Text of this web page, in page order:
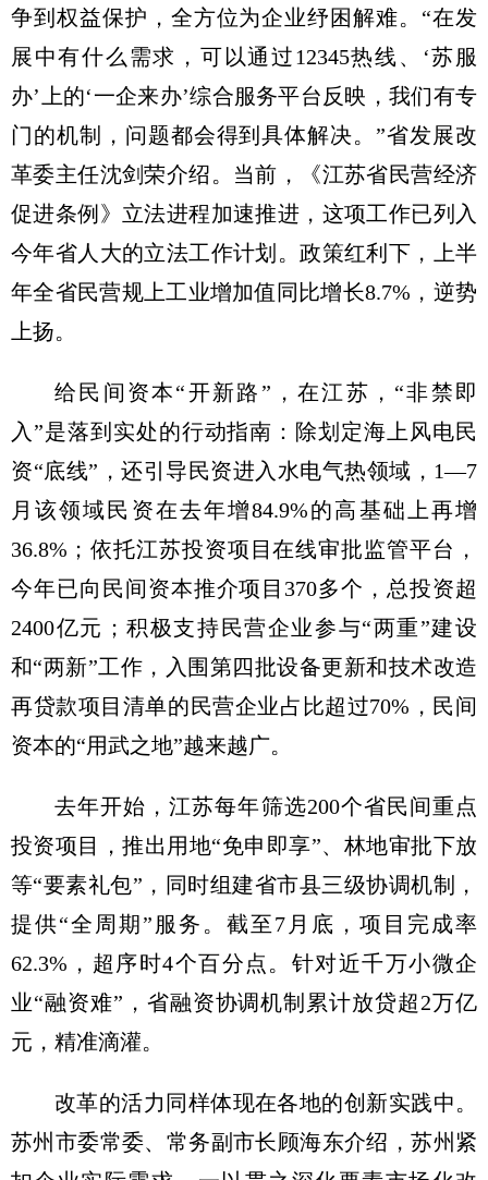
争到权益保护，全方位为企业纾困解难。“在发
展中有什么需求，可以通过12345热线、‘苏服
办’上的‘一企来办’综合服务平台反映，我们有专
门的机制，问题都会得到具体解决。”省发展改
革委主任沈剑荣介绍。当前，《江苏省民营经济
促进条例》立法进程加速推进，这项工作已列入
今年省人大的立法工作计划。政策红利下，上半
年全省民营规上工业增加值同比增长8.7%，逆势
上扬。
给民间资本“开新路”，在江苏，“非禁即
入”是落到实处的行动指南：除划定海上风电民
资“底线”，还引导民资进入水电气热领域，1—7
月该领域民资在去年增84.9%的高基础上再增
36.8%；依托江苏投资项目在线审批监管平台，
今年已向民间资本推介项目370多个，总投资超
2400亿元；积极支持民营企业参与“两重”建设
和“两新”工作，入围第四批设备更新和技术改造
再贷款项目清单的民营企业占比超过70%，民间
资本的“用武之地”越来越广。
去年开始，江苏每年筛选200个省民间重点
投资项目，推出用地“免申即享”、林地审批下放
等“要素礼包”，同时组建省市县三级协调机制，
提供“全周期”服务。截至7月底，项目完成率
62.3%，超序时4个百分点。针对近千万小微企
业“融资难”，省融资协调机制累计放贷超2万亿
元，精准滴灌。
改革的活力同样体现在各地的创新实践中。
苏州市委常委、常务副市长顾海东介绍，苏州紧